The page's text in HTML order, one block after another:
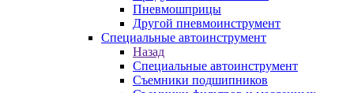
Пневмошприцы
Другой пневмоинструмент
Специальные автоинструмент
Назад
Специальные автоинструмент
Съемники подшипников